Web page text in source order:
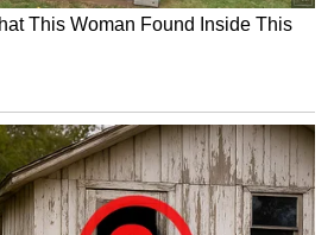
ಧಾರಾವಾಹಿಗಳಲ್ಲಿ
ಗೌಡ, ಜೀ ಕನ್ನಡದಲ್ಲಿ
2 ಸೀರಿಯಲ್ ಮೂಲಕ ಹೆಚ್ಚು